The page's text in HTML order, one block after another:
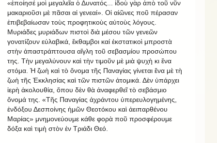
«ἐποίησέ μοὶ μεγαλεῖα ὁ Δυνατός... ἰδοὺ γὰρ ἀπὸ τοῦ νῦν
μακαριοῦσι μὲ πᾶσαι αἱ γενεαί». Οἱ αἰῶνες ποῦ πέρασαν
ἐπιβεβαίωσαν τοὺς προφητικοὺς αὐτοὺς λόγους.
Μυριάδες μυριάδων πιστοὶ διὰ μέσου τῶν γενεῶν
γονατίζουν εὐλαβικά, ἔκθαμβοι καί ἐκστατικοὶ μπροστὰ
στὴν ἀπαστράπτουσα αἴγλη τοῦ σεβασμίου προσώπου
της. Τὴν μεγαλύνουν καὶ τὴν τιμοῦν μὲ μιὰ ψυχὴ κι ἕνα
στόμα. Ἡ ζωὴ καὶ τὸ ὄνομα τῆς Παναγίας γίνεται ἕνα μὲ τὴ
ζωὴ τῆς Ἐκκλησίας καὶ τῶν πιστῶν ἀτομικά. Δὲν ὑπάρχει
ἱερὴ ἀκολουθία, ὅπου δὲν θὰ ἀναφερθεῖ τὸ σεβάσμιο
ὄνομά της. «Τῆς Παναγίας ἀχράντου ὑπερευλογημένης,
ἐνδόξου Δεσποίνης ἡμῶν Θεοτόκου καὶ ἀειπαρθένου
Μαρίας» μνημονεύουμε κάθε φορὰ ποῦ προσφέρουμε
δόξα καὶ τιμὴ στὸν ἐν Τριάδι Θεό.